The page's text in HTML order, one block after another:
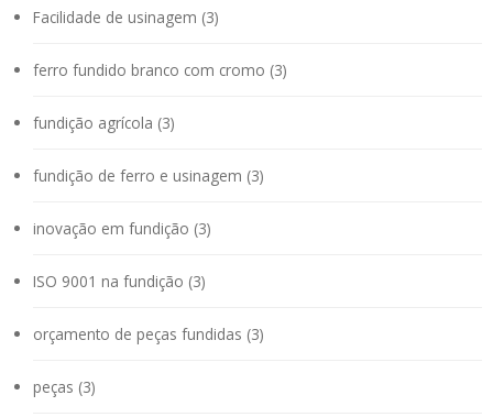
Facilidade de usinagem (3)
ferro fundido branco com cromo (3)
fundição agrícola (3)
fundição de ferro e usinagem (3)
inovação em fundição (3)
ISO 9001 na fundição (3)
orçamento de peças fundidas (3)
peças (3)